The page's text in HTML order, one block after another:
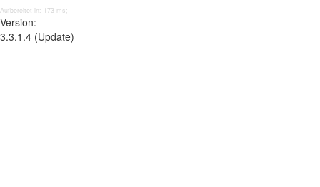
Aufbereitet in: 173 ms;
Version:
3.3.1.4 (Update)